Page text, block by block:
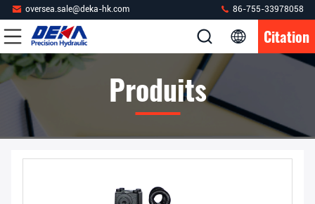
oversea.sale@deka-hk.com 86-755-33978058
Citation
Produits